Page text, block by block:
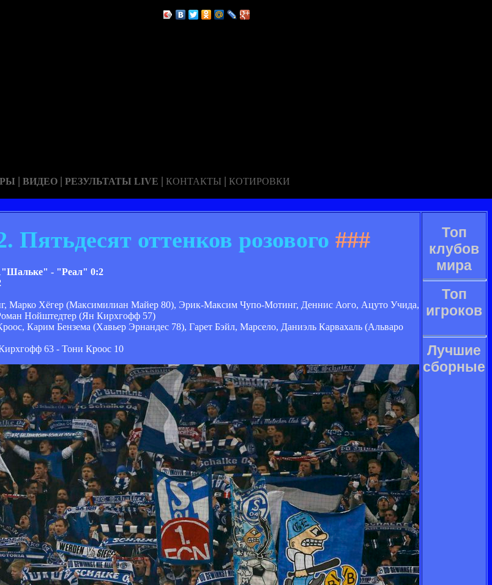
| ВИДЕО | РЕЗУЛЬТАТЫ LIVE | КОНТАКТЫ | КОТИРОВКИ
оттенков розового ###
"Шальке" - "Реал" 0:2
Марко Хёгер (Максимилиан Майер 80), Эрик-Максим Чупо-Мотинг, Деннис Аого, Ацуто Учида,
Нойштедтер (Ян Кирхгофф 57)
Карим Бензема (Хавьер Эрнандес 78), Гарет Бэйл, Марсело, Даниэль Карвахаль (Альваро
63 - Тони Кроос 10
Топ
клубов
мира
Топ
игроков
Лучшие
сборные